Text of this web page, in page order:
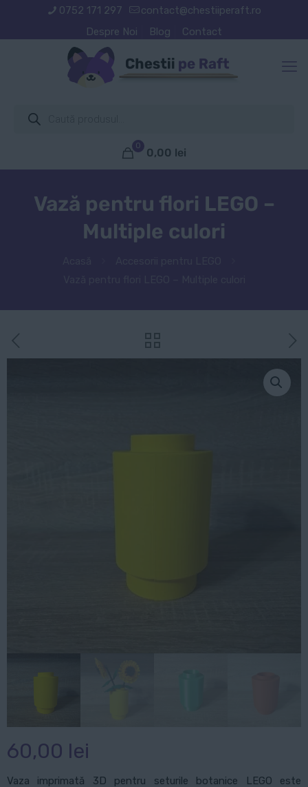
0752 171 297
contact@chestiiperaft.ro
Despre Noi
Blog Contact
search
0
0,00 lei
Vază pentru flori LEGO –
Multiple culori
60,00 lei
Vaza imprimată 3D pentru seturile botanice LEGO este